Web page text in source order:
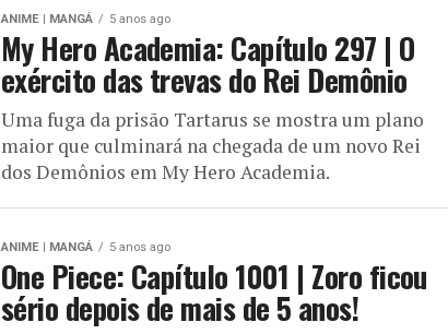
ANIME | MANGÁ 5 anos ago
My Hero Academia: Capítulo 297 | O
exército das trevas do Rei Demônio
Uma fuga da prisão Tartarus se mostra um plano
maior que culminará na chegada de um novo Rei
dos Demônios em My Hero Academia.
ANIME | MANGÁ 5 anos ago
One Piece: Capítulo 1001 | Zoro ficou
sério depois de mais de 5 anos!